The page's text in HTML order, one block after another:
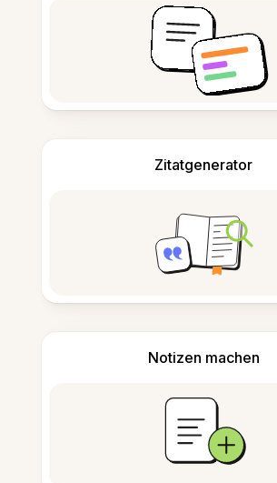
Zitatgenerator
Notizen machen